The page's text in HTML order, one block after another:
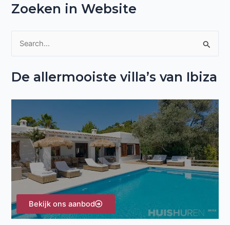
Zoeken in Website
e
a
r
:
De allermooiste villa’s van Ibiza
Bekijk ons aanbod